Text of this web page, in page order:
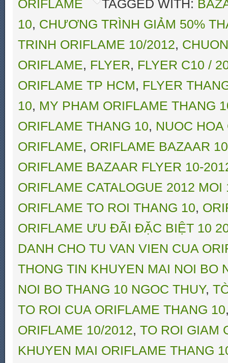
ORIFLAME
TAGGED WITH:
10, CHƯƠNG TRÌNH GIẢM 50%
TRINH ORIFLAME 10/2012,
ORIFLAME, FLYER, FLYER C10 /
ORIFLAME TP HCM, FLYER
10, MY PHAM ORIFLAME THANG
ORIFLAME THANG 10, NUOC
ORIFLAME, ORIFLAME BAZAAR
ORIFLAME BAZAAR FLYER 10-
ORIFLAME CATALOGUE 2012 MOI
ORIFLAME TO ROI THANG 10,
ORIFLAME ƯU ĐÃI ĐẶC BIỆT 10
DANH CHO TU VAN VIEN CUA
THONG TIN KHUYEN MAI NOI BO
NOI BO THANG 10 NGOC THUY,
TO ROI CUA ORIFLAME THANG 10
ORIFLAME 10/2012, TO ROI GIAM
KHUYEN MAI ORIFLAME THANG